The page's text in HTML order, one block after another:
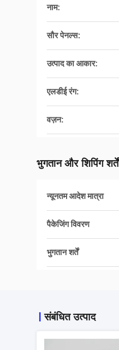
नाम:
सौर पेनल्स:
उत्पाद का आकार:
एलडीई रंग:
वज़न:
भुगतान और शिपिंग शर्तें
न्यूनतम आदेश मात्रा
पैकेजिंग विवरण
भुगतान शर्तें
संबंधित उत्पाद